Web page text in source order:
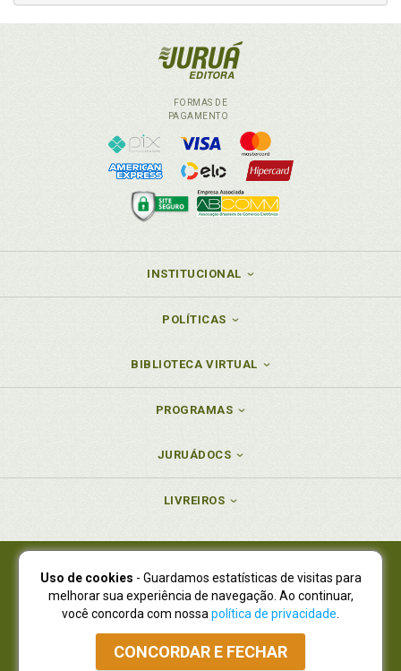
FORMAS DE
PAGAMENTO
INSTITUCIONAL
POLÍTICAS
BIBLIOTECA VIRTUAL
PROGRAMAS
JURUÁDOCS
LIVREIROS
Juruá Editora Ltda., CNPJ 77.535.508/0001-19
Juruá Informática Ltda., CNPJ 01.701.561/0001-80
NOVO ENDEREÇO:R. Flávio Dallegrave, 7665, São Lourenço |
Curitiba - Paraná - CEP 82210-310
Atendimento: (41) 4009-3900|Vendas Atacado: (41) 4009-3939
Uso de cookies - Guardamos estatísticas de visitas para
melhorar sua experiência de navegação. Ao continuar,
você concorda com nossa política de privacidade
CONCORDAR E FECHAR